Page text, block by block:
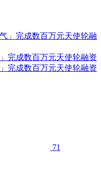
完成数百万元天使轮融资
完成数百万元天使轮融资
71